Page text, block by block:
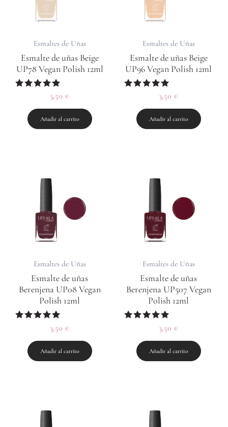
Esmaltes de Uñas
Esmalte de uñas Beige
UP78 Vegan Polish 12ml
Valorado
5.00
de 5
3,50 €
Añadir al carrito
Esmaltes de Uñas
Esmalte de uñas Beige
UP96 Vegan Polish 12ml
Valorado
5.00
de 5
3,50 €
Añadir al carrito
Esmaltes de Uñas
Esmalte de uñas
Berenjena UP08 Vegan
Polish 12ml
Valorado
5.00
de 5
3,50 €
Añadir al carrito
Esmaltes de Uñas
Esmalte de uñas
Berenjena UP507 Vegan
Polish 12ml
Valorado
5.00
de 5
3,50 €
Añadir al carrito